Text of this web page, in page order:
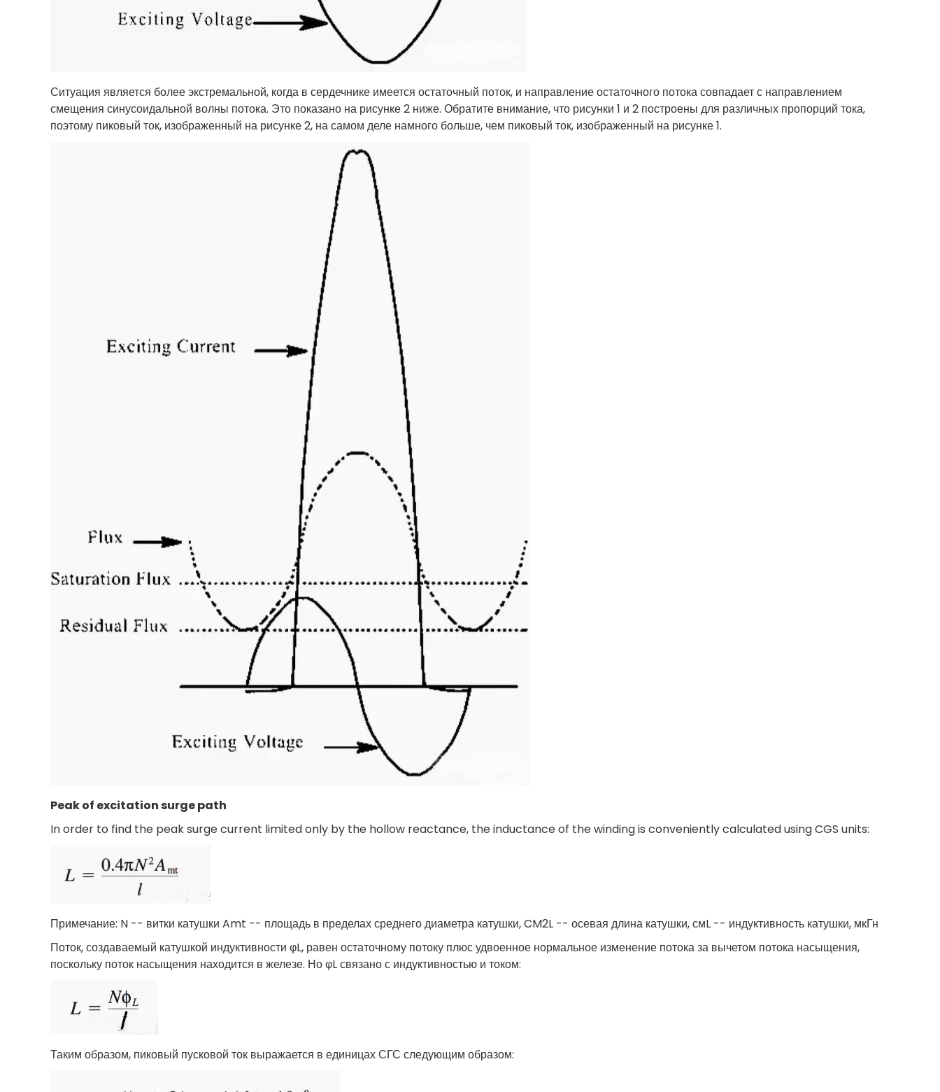
Ситуация является более экстремальной, когда в сердечнике имеется остаточный поток, и направление остаточного потока совпадает с направлением
смещения синусоидальной волны потока. Это показано на рисунке 2 ниже. Обратите внимание, что рисунки 1 и 2 построены для различных пропорций тока,
поэтому пиковый ток, изображенный на рисунке 2, на самом деле намного больше, чем пиковый ток, изображенный на рисунке 1.
Peak of excitation surge path
In order to find the peak surge current limited only by the hollow reactance, the inductance of the winding is conveniently calculated using CGS units:
Примечание: N -- витки катушки Amt -- площадь в пределах среднего диаметра катушки, CM2L -- осевая длина катушки, смL -- индуктивность катушки, мкГн
Поток, создаваемый катушкой индуктивности φL, равен остаточному потоку плюс удвоенное нормальное изменение потока за вычетом потока насыщения,
поскольку поток насыщения находится в железе. Но φL связано с индуктивностью и током:
Таким образом, пиковый пусковой ток выражается в единицах СГС следующим образом: